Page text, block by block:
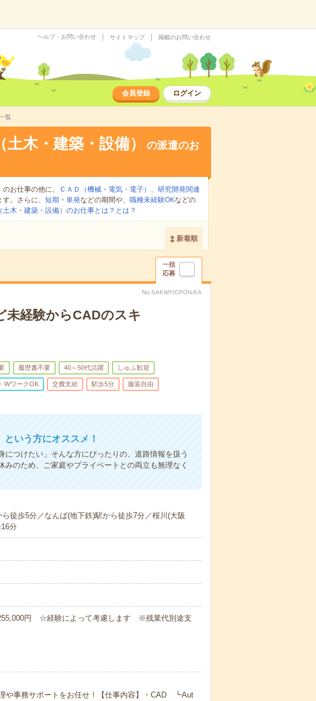
ヘルプ・お問い合わせ サイトマップ 掲載のお問い合わせ
会員登録 ログイン
覧
土木・建築・設備）
の派遣のお
お仕事の他に、 ＣＡＤ（機械・電気・電子） 、 研究開発関連
。さらに、 短期 ・ 単発などの期間や、 職種未経験OKなどの
土木・建築・設備）のお仕事とは？とは？
新着順
一括
応募
No.SAKWYICPON-KA
未経験からCADのスキ
履歴書不要 40～50代活躍 しゅふ歓迎
WワークOK 交費支給 駅歩5分 服装自由
いう方にオススメ！
につけたい」そんな方にぴったりの、道路情報を扱う
のため、ご家庭やプライベートとの両立も無理なく
徒歩5分／なんば(地下鉄)駅から徒歩7分／桜川(大阪
分
円 ☆経験によって考慮します ※残業代別途支
や事務サポートをお任せ！【仕事内容】・CAD ┗Aut